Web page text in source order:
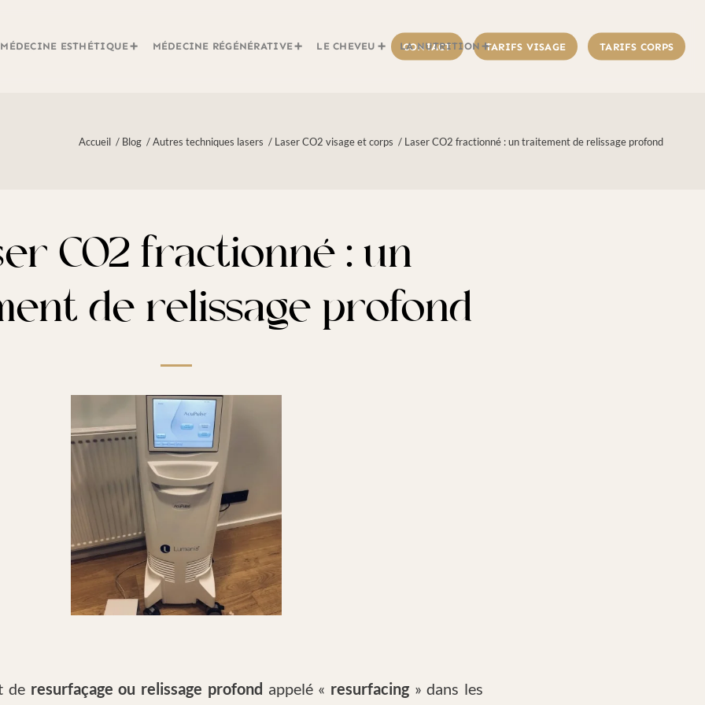
MÉDECINE ESTHÉTIQUE MÉDECINE RÉGÉNÉRATIVE LE CHEVEU LA NUTRITION
CONTACT TARIFS VISAGE TARIFS CORPS
Accueil / Blog /Autres techniques lasers / Laser CO2 visage et corps / Laser CO2 fractionné : un traitement de relissage profond
CO2 fractionné : un
de relissage profond
de resurfaçage ou relissage profond appelé « resurfacing» dans les